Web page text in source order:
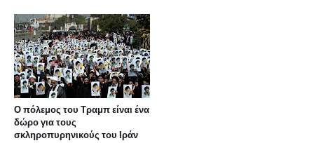
Ο πόλεμος του Τραμπ είναι ένα
δώρο για τους
σκληροπυρηνικούς του Ιράν